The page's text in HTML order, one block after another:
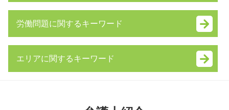
養育費 強制執行
離婚 性格の不一致
婚姻費用分担請求 内容証明
吸収合併 手続き
株式交換 株式移転
相続放棄 必要書類
内縁 相続
労働問題に関するキーワード
未払い 退職金
エリアに関するキーワード